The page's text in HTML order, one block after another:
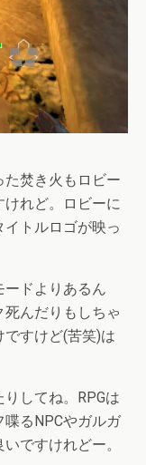
焚き火もロビー
れど。ロビーに
トルロゴが映っ
ドよりあるん
んだりもしちゃ
すけど(苦笑)は
してね。RPGは
るNPCやガルガ
ですけれどー。